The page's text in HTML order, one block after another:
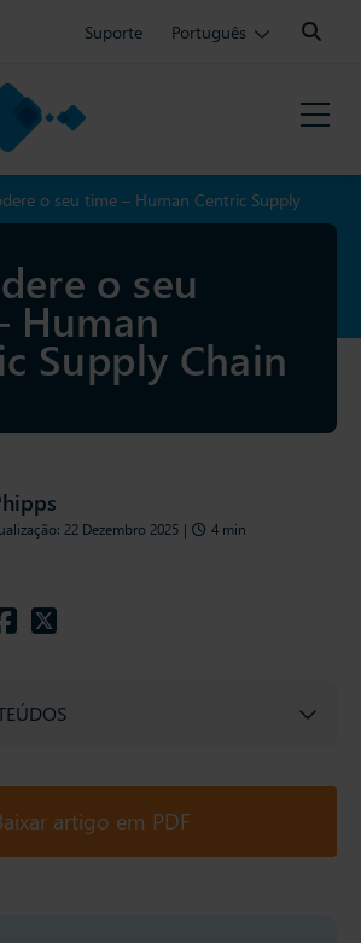
Suporte Português
Search:
o seu time – Human Centric Supply
o seu
Human
Supply Chain
22 Dezembro 2025 | 4 min
artigo em PDF